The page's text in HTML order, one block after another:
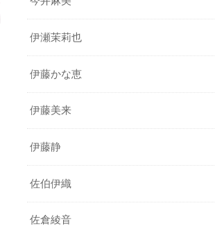
伊瀬茉莉也
伊藤かな恵
伊藤美来
伊藤静
佐伯伊織
佐倉綾音